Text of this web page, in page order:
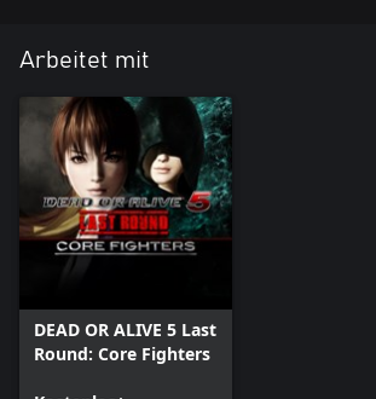
Arbeitet mit
DEAD OR ALIVE 5 Last
Round: Core Fighters